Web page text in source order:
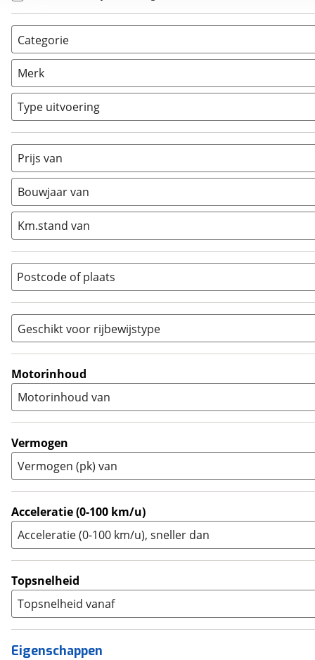
Categorie
AllRoad (6)
Chopper
Classic
Crosser (0)
Enduro
Minibike (0)
Motorscooter
Naked
Overig (0)
Racer ( 0)
Sport (0)
Sport Touring
Supermotard (0)
Supersport
Tourer (0)
Touring Enduro
Trike (0)
Zijspan 0)
Merk
Type uitvoering
Prijs van
Bouwjaar van
Km.stand van
Postcode of plaats
Geschikt voor rijbewijstype
A (6)
A1 (0)
(
Motorinhoud
Motorinhoud van
Vermogen
Vermogen (pk) van
Acceleratie (0-100 km/u)
Acceleratie (0-100 km/u), sneller dan
Topsnelheid
Topsnelheid vanaf
Eigenschappen